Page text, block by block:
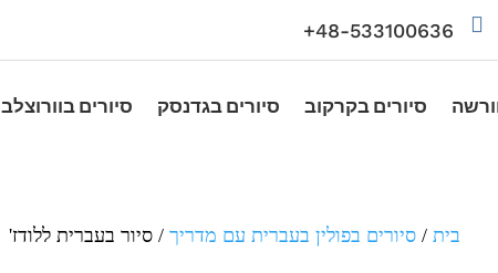

48-533100636+
סיורים בקרקוב סיורים בגדנסק סיורים בוורוצלב
בית/ סיורים בפולין בעברית עם מדריך/ סיור בעברית ללודז'